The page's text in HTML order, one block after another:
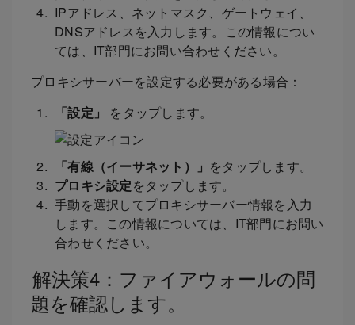
IPアドレス、ネットマスク、ゲートウェイ、
DNSアドレスを入力します。この情報につい
ては、IT部門にお問い合わせください。
プロキシサーバーを設定する必要がある場合：
「設定」
をタップします。
「有線（イーサネット）」 をタップします。
プロキシ設定をタップします。
手動を選択してプロキシサーバー情報を入力
します。この情報については、IT部門にお問い
合わせください。
解決策4：ファイアウォールの問
題を確認します。